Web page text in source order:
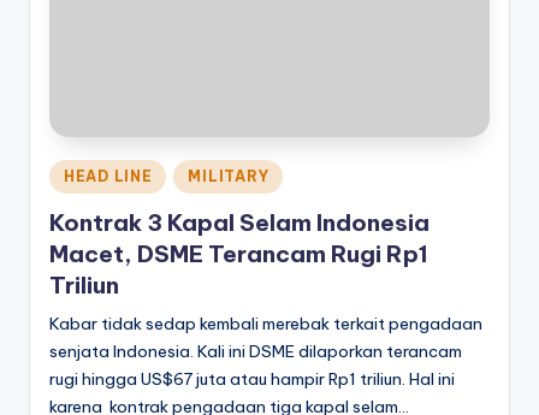
Posted
in
HEAD LINE MILITARY
Kontrak 3 Kapal Selam Indonesia
Macet, DSME Terancam Rugi Rp1
Triliun
Kabar tidak sedap kembali merebak terkait pengadaan
senjata Indonesia. Kali ini DSME dilaporkan terancam
rugi hingga US$67 juta atau hampir Rp1 triliun. Hal ini
karena kontrak pengadaan tiga kapal selam…